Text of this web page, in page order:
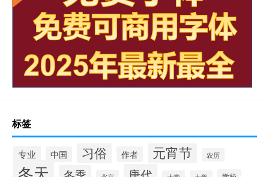
标签
专业 中国 习俗 作者 元宵节 农历